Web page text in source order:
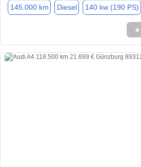
145.000 km Diesel 140 kw (190 PS)
★